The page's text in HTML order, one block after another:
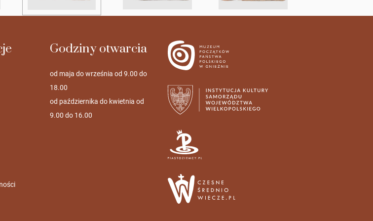
Godziny otwarcia
od maja do września od 9.00 do
18.00
od października do kwietnia od
9.00 do 16.00